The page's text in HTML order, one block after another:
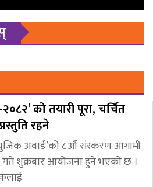
को तयारी पूरा, चर्चित
रहने
अवार्ड’को ८औं संस्करण आगामी
शुक्रबार आयोजना हुने भएको छ ।